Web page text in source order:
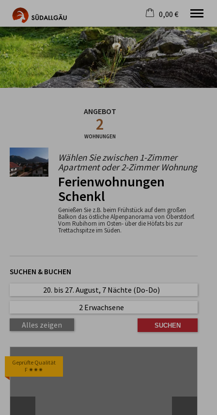
Die schönste Seite im Allgäu
Aktuell
Destination
Gastgeber
Jobs
0,00 €
×
Warenkorb ist leer
Wählen Sie zwischen 1-Zimmer
Apartment oder 2-Zimmer Wohnung
Ferienwohnungen
Schenkl
Genießen Sie z.B. beim Frühstück auf dem großen
Balkon das östliche Alpenpanorama von Oberstdorf.
Vom Rubihorn im Osten- über die Höfats bis zur
Trettachspitze im Süden.
ANGEBOT
2
WOHNUNGEN
SUCHEN & BUCHEN
20. bis 27. August, 7 Nächte (Do-Do)
2 Erwachsene
Alles zeigen
Geprüfte Qualität
F ✷✷✷